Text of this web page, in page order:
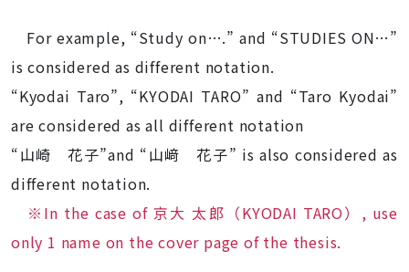
For example, “Study on….” and “STUDIES ON…”
is considered as different notation.
“Kyodai Taro”, “KYODAI TARO” and “Taro Kyodai”
are considered as all different notation
“山崎 花子”and “山﨑 花子” is also considered as
different notation.
※In the case of 京大 太郎（KYODAI TARO）, use
only 1 name on the cover page of the thesis.